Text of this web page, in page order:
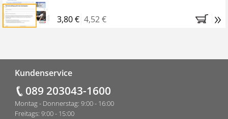
3,80 € 4,52 € »
Kundenservice
089 203043-1600
Montag - Donnerstag: 9:00 - 16:00
Freitags: 9:00 - 15:00